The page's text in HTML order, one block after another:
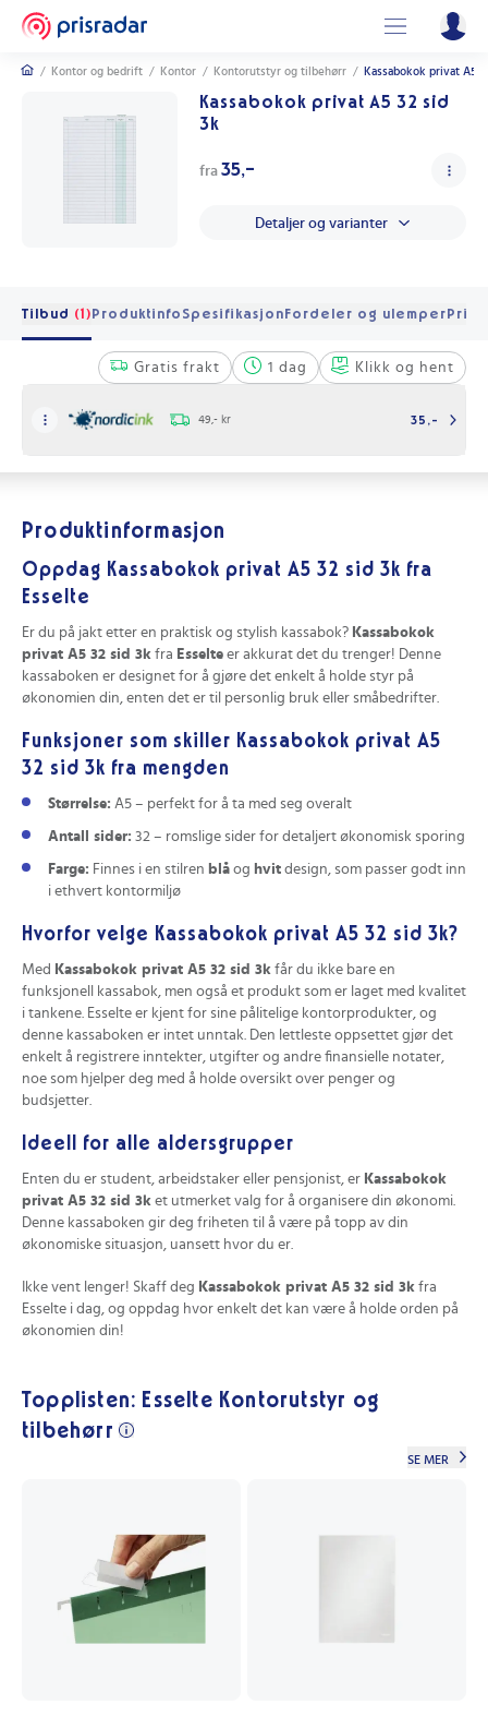
/ Kontor og bedrift / Kontor / Kontorutstyr og tilbehørr / Kassabokok privat A5
Kassabokok privat A5 32 sid
3k
fra 35,-
Detaljer og varianter
Tilbud (1)Produktinfo SpesifikasjonFordeler og ulemperPris
Gratis frakt 1 dag Klikk og hent
49,- kr 35,-
Produktinformasjon
Oppdag Kassabokok privat A5 32 sid 3k fra
Esselte
Er du på jakt etter en praktisk og stylish kassabok? Kassabokok
privat A5 32 sid 3k fra Esselte er akkurat det du trenger! Denne
kassaboken er designet for å gjøre det enkelt å holde styr på
økonomien din, enten det er til personlig bruk eller småbedrifter.
Funksjoner som skiller Kassabokok privat A5
32 sid 3k fra mengden
Størrelse: A5 – perfekt for å ta med seg overalt
Antall sider: 32 – romslige sider for detaljert økonomisk sporing
Farge: Finnes i en stilren blå og hvit design, som passer godt inn
i ethvert kontormiljø
Hvorfor velge Kassabokok privat A5 32 sid 3k?
Med Kassabokok privat A5 32 sid 3k får du ikke bare en
funksjonell kassabok, men også et produkt som er laget med kvalitet
i tankene. Esselte er kjent for sine pålitelige kontorprodukter, og
denne kassaboken er intet unntak. Den lettleste oppsettet gjør det
enkelt å registrere inntekter, utgifter og andre finansielle notater,
noe som hjelper deg med å holde oversikt over penger og
budsjetter.
Ideell for alle aldersgrupper
Enten du er student, arbeidstaker eller pensjonist, er Kassabokok
privat A5 32 sid 3k et utmerket valg for å organisere din økonomi.
Denne kassaboken gir deg friheten til å være på topp av din
økonomiske situasjon, uansett hvor du er.
Ikke vent lenger! Skaff deg Kassabokok privat A5 32 sid 3k fra
Esselte i dag, og oppdag hvor enkelt det kan være å holde orden på
økonomien din!
Topplisten: Esselte Kontorutstyr og
tilbehørr
SE MER